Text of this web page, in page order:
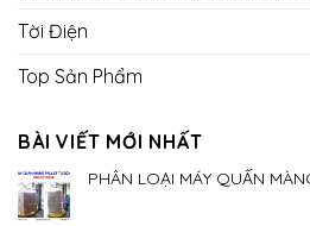
Tời Điện
Top Sản Phẩm
BÀI VIẾT MỚI NHẤT
PHÂN LOẠI MÁY QUẤN